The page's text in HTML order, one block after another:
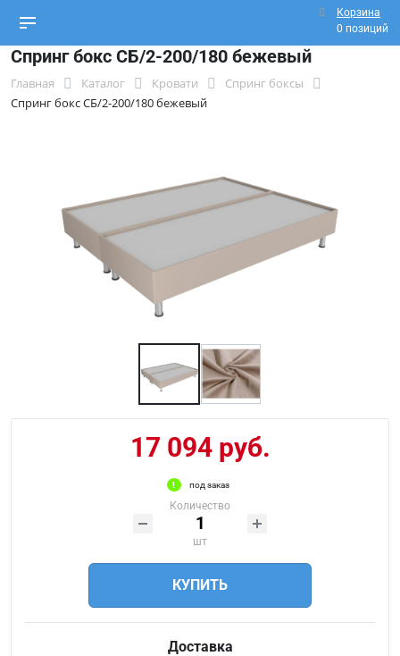
Корзина
0 позиций
Спринг бокс СБ/2-200/180 бежевый
Главная Каталог Кровати
Спринг боксы
Спринг бокс СБ/2-200/180 бежевый
17 094 руб.
под заказ
Количество
шт
КУПИТЬ
Доставка